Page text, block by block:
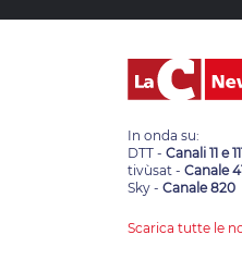
In onda su:
DTT - Canali 11 e
tivùsat - Canale
Sky - Canale 820
Scarica tutte le